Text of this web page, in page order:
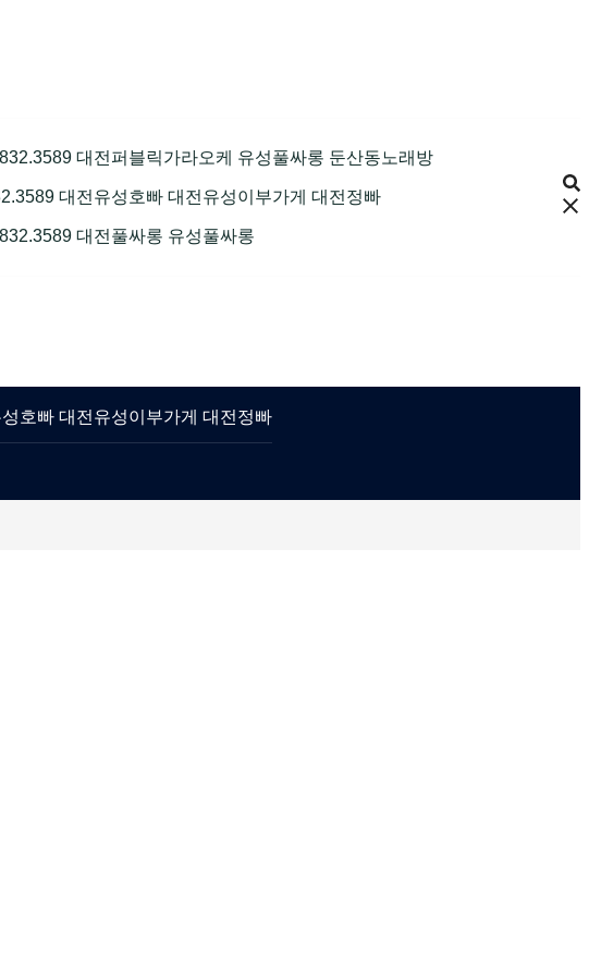
대전퍼블릭가라오케 유성풀싸롱 둔산동노래방
대전유성호빠 대전유성이부가게 대전정빠
대전풀싸롱 유성풀싸롱
호빠 대전유성이부가게 대전정빠